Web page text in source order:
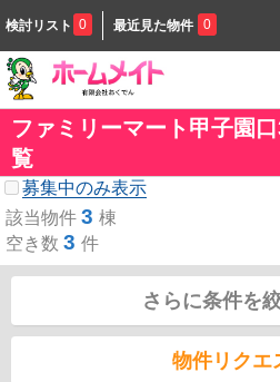
検討リスト 0 最近見た物件 0
ファミリーマート甲子園
覧
募集中のみ表示
該当物件 3 棟
空き数 3 件
さらに条件を
物件リクエ